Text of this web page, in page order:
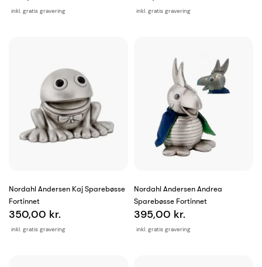
inkl. gratis gravering inkl. gratis gravering
Nordahl Andersen Kaj Sparebøsse
Fortinnet
inkl. gratis gravering
350,00 kr.
Nordahl Andersen Andrea
Sparebøsse Fortinnet
inkl. gratis gravering
395,00 kr.